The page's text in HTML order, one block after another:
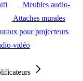
Meubles audio-
Attaches murales
pour projecteurs
vidéo